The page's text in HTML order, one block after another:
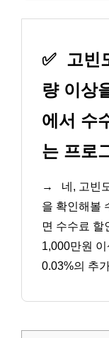
✅ 고빈
량 이상
에서 수
는 프로
→
네, 고빈
을 확인해볼
면 수수료 할
1,000만원
0.03%의 추